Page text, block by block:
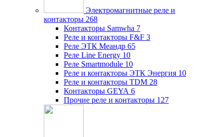
Электромагнитные реле и
контакторы 268
Контакторы Samwha 7
Реле и контакторы F&F 3
Реле ЭТК Меандр 65
Реле Line Energy 10
Реле Smartmodule 10
Реле и контакторы ЭТК Энергия 10
Реле и контакторы TDM 28
Контакторы GEYA 6
Прочие реле и контакторы 127